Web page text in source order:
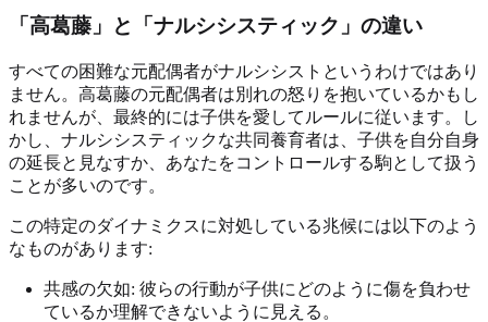
「高葛藤」と「ナルシシスティック」の違い
すべての困難な元配偶者がナルシシストというわけではあり
ません。高葛藤の元配偶者は別れの怒りを抱いているかもし
れませんが、最終的には子供を愛してルールに従います。し
かし、ナルシシスティックな共同養育者は、子供を自分自身
の延長と見なすか、あなたをコントロールする駒として扱う
ことが多いのです。
この特定のダイナミクスに対処している兆候には以下のよう
なものがあります:
共感の欠如: 彼らの行動が子供にどのように傷を負わせ
ているか理解できないように見える。